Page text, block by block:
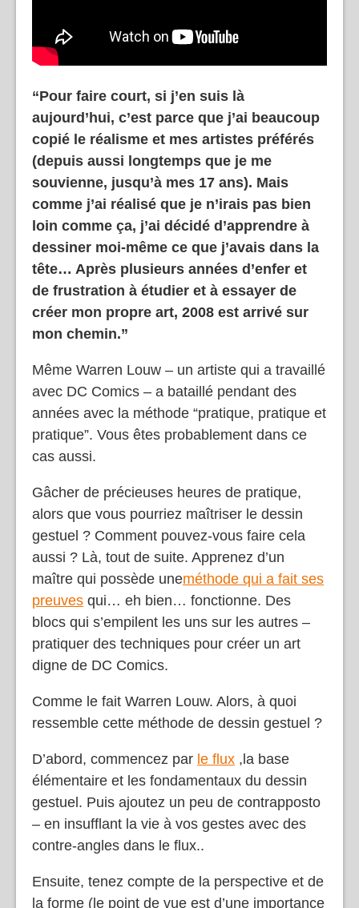
“Pour faire court, si j’en suis là
aujourd’hui, c’est parce que j’ai beaucoup
copié le réalisme et mes artistes préférés
(depuis aussi longtemps que je me
souvienne, jusqu’à mes 17 ans). Mais
comme j’ai réalisé que je n’irais pas bien
loin comme ça, j’ai décidé d’apprendre à
dessiner moi-même ce que j’avais dans la
tête… Après plusieurs années d’enfer et
de frustration à étudier et à essayer de
créer mon propre art, 2008 est arrivé sur
mon chemin.”
Même Warren Louw – un artiste qui a travaillé
avec DC Comics – a bataillé pendant des
années avec la méthode “pratique, pratique et
pratique”. Vous êtes probablement dans ce
cas aussi.
Gâcher de précieuses heures de pratique,
alors que vous pourriez maîtriser le dessin
gestuel ? Comment pouvez-vous faire cela
aussi ? Là, tout de suite. Apprenez d’un
maître qui possède uneméthode qui a fait ses
preuves qui… eh bien… fonctionne. Des
blocs qui s’empilent les uns sur les autres –
pratiquer des techniques pour créer un art
digne de DC Comics.
Comme le fait Warren Louw. Alors, à quoi
ressemble cette méthode de dessin gestuel ?
D’abord, commencez par le flux ,la base
élémentaire et les fondamentaux du dessin
gestuel. Puis ajoutez un peu de contrapposto
– en insufflant la vie à vos gestes avec des
contre-angles dans le flux..
Ensuite, tenez compte de la perspective et de
la forme (le point de vue est d’une importance